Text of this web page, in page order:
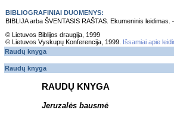
BIBLIOGRAFINIAI DUOMENYS:
BIBLIJA arba ŠVENTASIS RAŠTAS. Ekumeninis
© Lietuvos Biblijos draugija, 1999
© Lietuvos Vyskupų Konferencija, 1999.
Išsamiai apie
Raudų knyga
Raudų knyga
RAUDŲ KNYGA
Jeruzalės bausmė